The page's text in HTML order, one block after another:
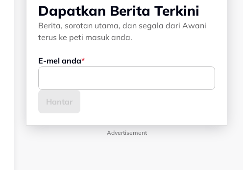
Dapatkan Berita Terkini
Berita, sorotan utama, dan segala dari Awani
terus ke peti masuk anda.
E-mel anda
Advertisement